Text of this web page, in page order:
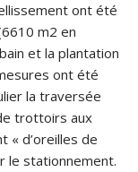
ont été
m2 en
et la plantation
ont été
la traversée
trottoirs aux
« d’oreilles de
le stationnement.